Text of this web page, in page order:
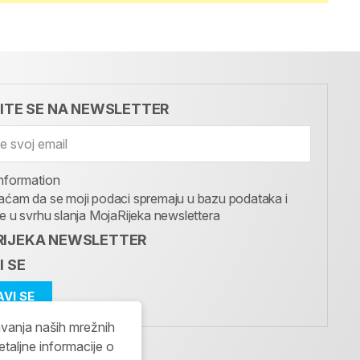
SE NA NEWSLETTER
da se moji podaci spremaju u bazu podataka i
u svrhu slanja MojaRijeka newslettera
NEWSLETTER
SE
naših mrežnih
informacije o